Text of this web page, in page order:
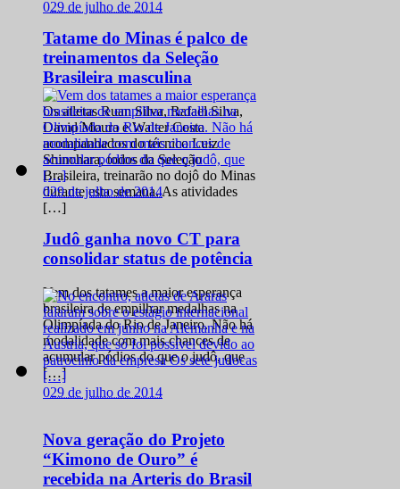
029 de julho de 2014
Tatame do Minas é palco de
treinamentos da Seleção
Brasileira masculina
Os atletas Ruan Silva, Rafael Silva,
David Moura e Walter Costa
acompanhados do técnico Luiz
Shinohara, todos da Seleção
Brasileira, treinarão no dojô do Minas
durante esta semana. As atividades
[…]
029 de julho de 2014
Judô ganha novo CT para
consolidar status de potência
Vem dos tatames a maior esperança
brasileira de empilhar medalhas na
Olimpíada do Rio de Janeiro. Não há
modalidade com mais chances de
acumular pódios do que o judô, que
[…]
029 de julho de 2014
Nova geração do Projeto
“Kimono de Ouro” é
recebida na Arteris do Brasil